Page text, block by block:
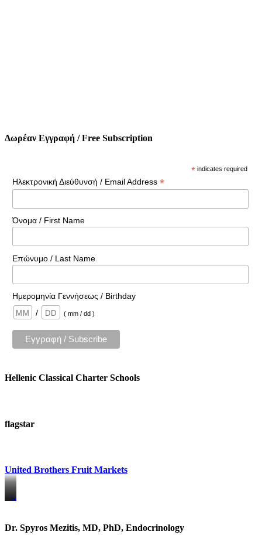
Δωρέαν Εγγραφή / Free Subscription
* indicates required
Ηλεκτρονική Διεύθυνσή / Email Address *
Όνομα / First Name
Επώνυμο / Last Name
Ημερομηνία Γεννήσεως / Birthday
/
( mm / dd )
Hellenic Classical Charter Schools
flagstar
United Brothers Fruit Markets
https://www.unitedbrothersfruitmarkets.com/
https://www.unitedbrothersfruitmarkets.com/
Dr. Spyros Mezitis, MD, PhD, Endocrinology